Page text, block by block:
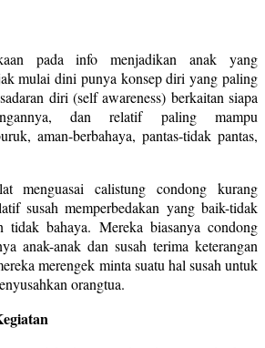
pada info menjadikan anak yang
mulai dini punya konsep diri yang paling
diri (self awareness) berkaitan siapa
dan relatif paling mampu
aman-berbahaya, pantas-tidak pantas,
menguasai calistung condong kurang
susah memperbedakan yang baik-tidak
tidak bahaya. Mereka biasanya condong
anak-anak dan susah terima keterangan
merengek minta suatu hal susah untuk
orangtua.